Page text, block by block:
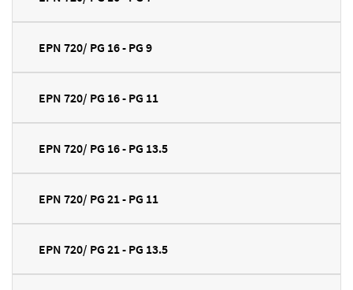
EPN 720/ PG 16 - PG 9
EPN 720/ PG 16 - PG 11
EPN 720/ PG 16 - PG 13.5
EPN 720/ PG 21 - PG 11
EPN 720/ PG 21 - PG 13.5